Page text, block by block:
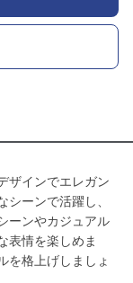
ザインでエレガン
シーンで活躍し、
ーンやカジュアル
表情を楽しめま
を格上げしましょ